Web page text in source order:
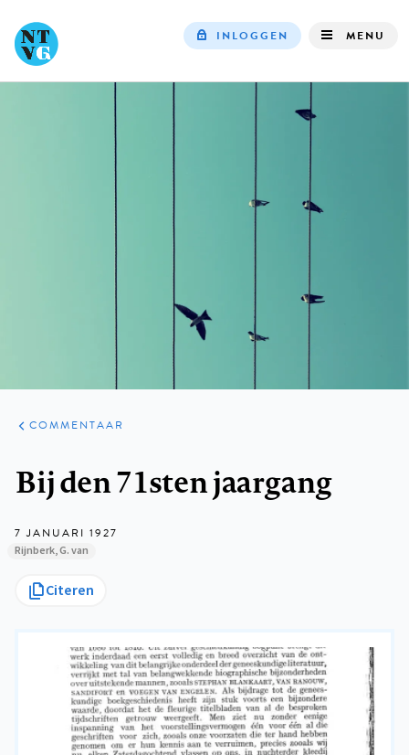
navigation
INLOGGEN MENU
ARTIKELEN
OPINIE
COMMENTAAR
Bij den 71sten jaargang
7 JANUARI 1927
Rijnberk, G. van
Citeren